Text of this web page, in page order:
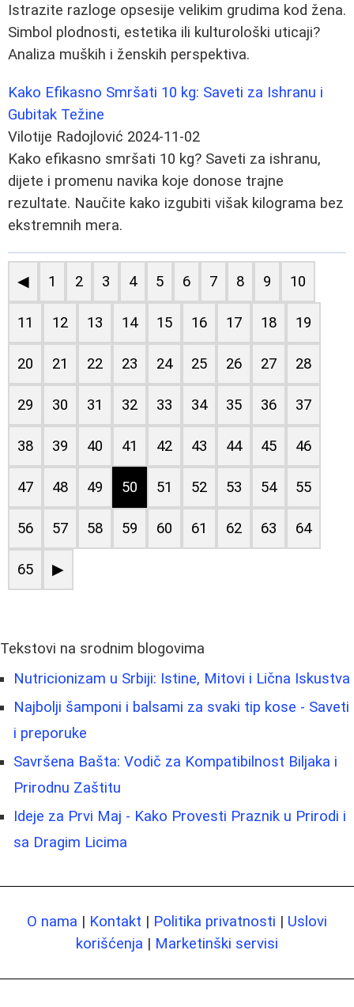
Istrazite razloge opsesije velikim grudima kod žena.
Simbol plodnosti, estetika ili kulturološki uticaji?
Analiza muških i ženskih perspektiva.
Kako Efikasno Smršati 10 kg: Saveti za Ishranu i
Gubitak Težine
Vilotije Radojlović 2024-11-02
Kako efikasno smršati 10 kg? Saveti za ishranu,
dijete i promenu navika koje donose trajne
rezultate. Naučite kako izgubiti višak kilograma bez
ekstremnih mera.
◀ 1 2 3 4 5 6 7 8 9 10
11 12 13 14 15 16 17 18 19
20 21 22 23 24 25 26 27 28
29 30 31 32 33 34 35 36 37
38 39 40 41 42 43 44 45 46
47 48 49 50 51 52 53 54 55
56 57 58 59 60 61 62 63 64
65 ▶
Tekstovi na srodnim blogovima
Nutricionizam u Srbiji: Istine, Mitovi i Lična Iskustva
Najbolji šamponi i balsami za svaki tip kose - Saveti
i preporuke
Savršena Bašta: Vodič za Kompatibilnost Biljaka i
Prirodnu Zaštitu
Ideje za Prvi Maj - Kako Provesti Praznik u Prirodi i
sa Dragim Licima
O nama | Kontakt | Politika privatnosti | Uslovi
korišćenja | Marketinški servisi